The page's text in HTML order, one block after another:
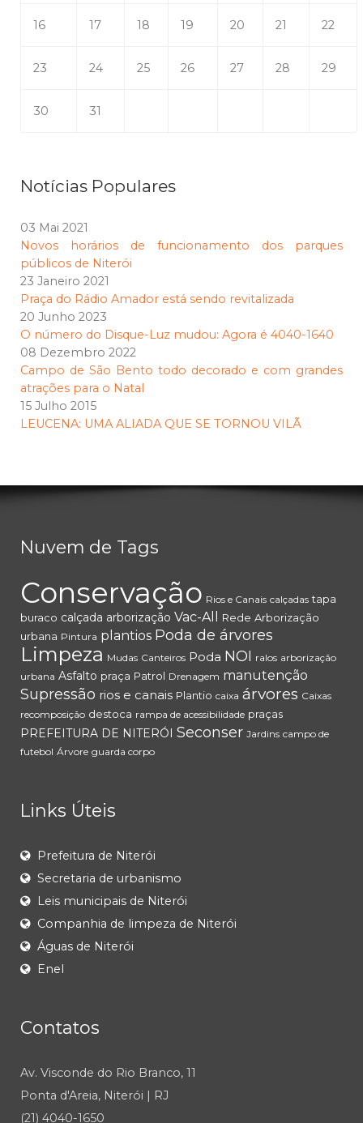
16 17 18 19 20 21 22
23 24 25 26 27 28 29
30 31
Notícias Populares
03 Mai 2021
Novos horários de funcionamento dos parques
públicos de Niterói
23 Janeiro 2021
Praça do Rádio Amador está sendo revitalizada
20 Junho 2023
O número do Disque-Luz mudou: Agora é 4040-1640
08 Dezembro 2022
Campo de São Bento todo decorado e com grandes
atrações para o Natal
15 Julho 2015
LEUCENA: UMA ALIADA QUE SE TORNOU VILÃ
Nuvem de Tags
Conservação Rios e Canais calçadas tapa
buraco calçada arborização Vac-All Rede Arborização
urbana Pintura plantios Poda de árvores
Limpeza Mudas Canteiros Poda NOI ralos arborização
urbana Asfalto praça Patrol Drenagem manutenção
Supressão rios e canais Plantio caixa árvores Caixas
recomposição destoca rampa de acessibilidade praças
PREFEITURA DE NITERÓI Seconser Jardins campo de
futebol Árvore guarda corpo
Links Úteis
Prefeitura de Niterói
Secretaria de urbanismo
Leis municipais de Niterói
Companhia de limpeza de Niterói
Águas de Niterói
Enel
Contatos
Av. Visconde do Rio Branco, 11
Ponta d'Areia, Niterói | RJ
(21) 4040-1650